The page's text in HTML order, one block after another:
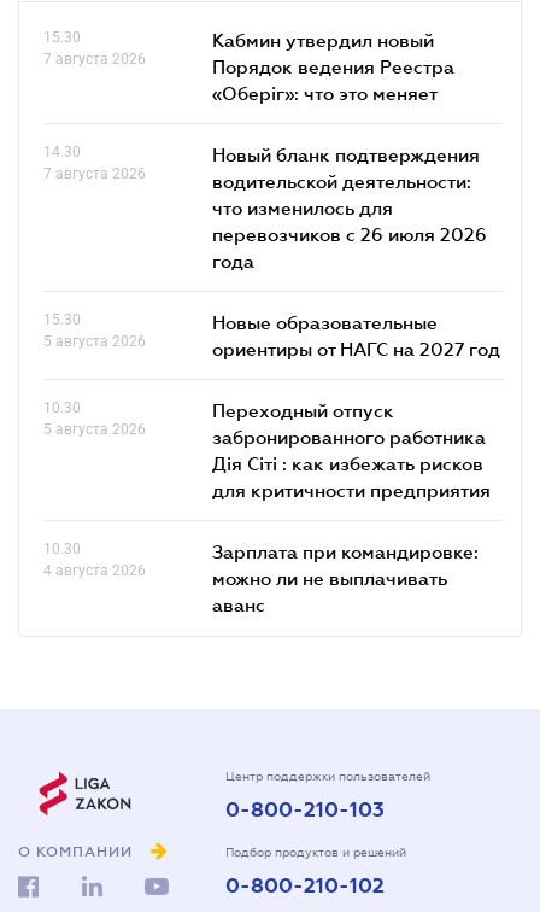
15.30
7 августа 2026
Кабмин утвердил новый
Порядок ведения Реестра
«Оберіг»: что это меняет
14.30
7 августа 2026
Новый бланк подтверждения
водительской деятельности:
что изменилось для
перевозчиков с 26 июля 2026
года
15.30
5 августа 2026
Новые образовательные
ориентиры от НАГС на 2027 год
10.30
5 августа 2026
Переходный отпуск
забронированного работника
Дія Сіті : как избежать рисков
для критичности предприятия
10.30
4 августа 2026
Зарплата при командировке:
можно ли не выплачивать
аванс
О КОМПАНИИ
Центр поддержки пользователей
0-800-210-103
Подбор продуктов и решений
0-800-210-102